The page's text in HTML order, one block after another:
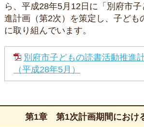
ら、平成28年5月12日に「別府市
進計画（第2次）を策定し、子ども
に取り組んでいます。
別府市子どもの読書活動推進
（平成28年5月）
第1章 第1次計画期間におけ